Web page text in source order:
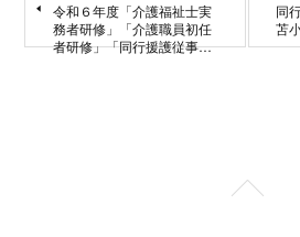
令和６年度「介護福祉士実
務者研修」「介護職員初任
者研修」「同行援護従事…
同
苫